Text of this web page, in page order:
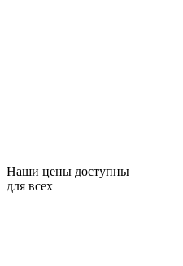
Наши цены доступны
для всех